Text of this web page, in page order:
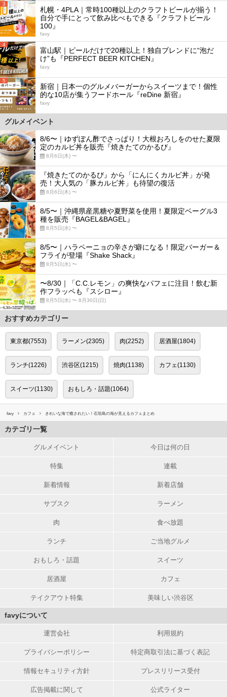
3
札幌・4PLA｜常時100種以上のクラフトビールが揃う！
自分で手にとって飲み比べもできる『クラフトビール
100』
favy
4
富山駅｜ビールだけで20種以上！独自ブレンドに“泡だ
け”も『PERFECT BEER KITCHEN』
favy
5
新宿｜日本一のグルメバーガーからスイーツまで！個性
的な10店が集うフードホール『reDine 新宿』
favy
グルメイベント
8/6〜｜ゆずぽん酢でさっぱり！大根おろしをのせた夏限
定のカルビ丼を販売『焼きたてのかるび』
8月6日(木) 〜
『焼きたてのかるび』から「にんにくカルビ丼」が発
売！大人気の「豚カルビ丼」も待望の復活
8月6日(木) 〜
8/5〜｜沖縄県産黒糖や夏野菜を使用！夏限定ベーグル3
種を販売『BAGEL&BAGEL』
8月5日(水) 〜
8/5〜｜ハラペーニョの辛さが癖になる！限定バーガー＆
フライが登場『Shake Shack』
8月5日(水) 〜
〜8/30｜「C.C.レモン」の爽快なパフェに注目！飲む新
作フラッペも『スシロー』
8月5日(水) 〜 8月30日(日)
おすすめカテゴリー
東京都(7553) ラーメン(2305) 肉(2252) 居酒屋(1804)
ランチ(1226) 渋谷区(1215) 焼肉(1138) カフェ(1130)
スイーツ(1130) おもしろ・話題(1064)
favy カフェ きれいな海で癒されたい！石垣島の海が見えるカフェまとめ
カテゴリ一覧
グルメイベント 今日は何の日
特集 連載
新着情報 新着店舗
サブスク ラーメン
肉 食べ放題
ランチ ご当地グルメ
おもしろ・話題 スイーツ
居酒屋 カフェ
テイクアウト特集 美味しい渋谷区
favyについて
運営会社 利用規約
プライバシーポリシー 特定商取引法に基づく表記
情報セキュリティ方針 プレスリリース受付
広告掲載に関して 公式ライター